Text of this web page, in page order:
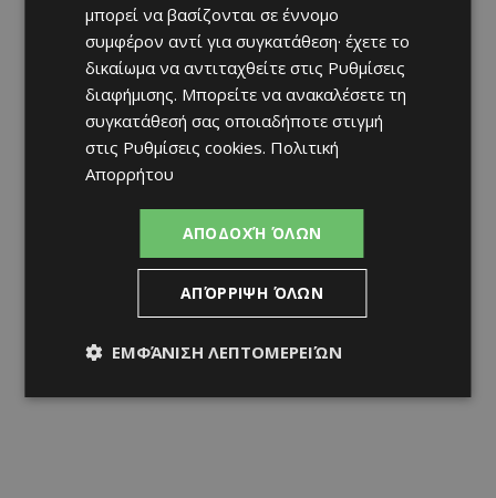
μπορεί να βασίζονται σε έννομο
συμφέρον αντί για συγκατάθεση· έχετε το
δικαίωμα να αντιταχθείτε στις Ρυθμίσεις
διαφήμισης. Μπορείτε να ανακαλέσετε τη
συγκατάθεσή σας οποιαδήποτε στιγμή
στις Ρυθμίσεις cookies. Πολιτική
Απορρήτου
ΑΠΟΔΟΧΉ ΌΛΩΝ
ΑΠΌΡΡΙΨΗ ΌΛΩΝ
ΕΜΦΆΝΙΣΗ ΛΕΠΤΟΜΕΡΕΙΏΝ